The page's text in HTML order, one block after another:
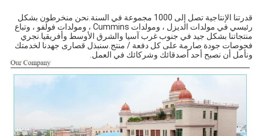
ونأمل أن نصبح أحد أصدقائك وشركائك في العمل.